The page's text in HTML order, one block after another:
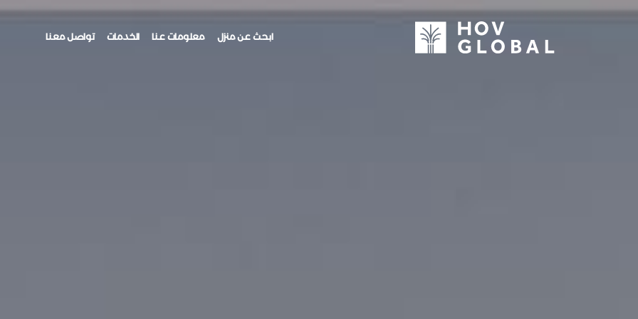
ابحث عن منزل معلومات عنا الخدمات تواصل معنا